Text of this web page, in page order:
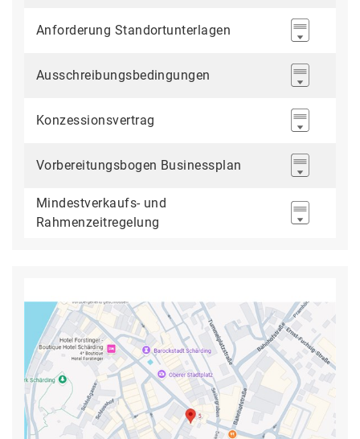
Anforderung Standortunterlagen
Ausschreibungsbedingungen
Konzessionsvertrag
Vorbereitungsbogen Businessplan
Mindestverkaufs- und
Rahmenzeitregelung